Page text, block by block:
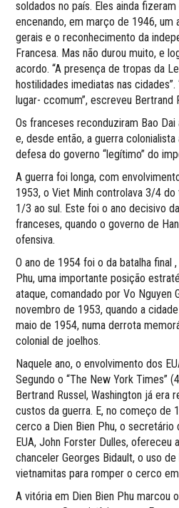
soldados no país. Eles ainda
encenando, em março de 1946,
gerais e o reconhecimento da
Francesa. Mas não durou muito, e
acordo. “A presença de tropas da
hostilidades imediatas nas
lugar- ccomum”, escreveu Bertrand
Os franceses reconduziram Bao
e, desde então, a guerra colonialista
defesa do governo “legítimo” do
A guerra foi longa, com
1953, o Viet Minh controlava 3/4
1/3 ao sul. Este foi o ano decisivo
franceses, quando o governo de
ofensiva.
O ano de 1954 foi o da batalha final
Phu, uma importante posição
ataque, comandado por Vo Nguyen
novembro de 1953, quando a
maio de 1954, numa derrota
colonial de joelhos.
Naquele ano, o envolvimento dos
Segundo o “The New York Times”
Bertrand Russel, Washington já era
custos da guerra. E, no começo de
cerco a Dien Bien Phu, o secretário
EUA, John Forster Dulles, ofereceu
chanceler Georges Bidault, o uso
vietnamitas para romper o cerco
A vitória em Dien Bien Phu marcou